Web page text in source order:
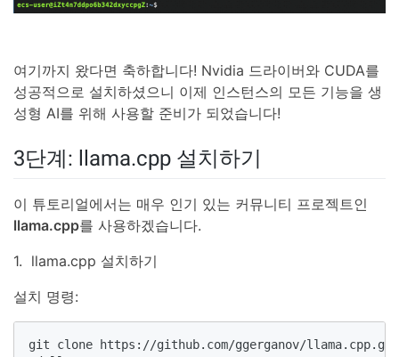
여기까지 왔다면 축하합니다! Nvidia 드라이버와 CUDA를
성공적으로 설치하셨으니 이제 인스턴스의 모든 기능을 생
성형 AI를 위해 사용할 준비가 되었습니다!
3단계: llama.cpp 설치하기
이 튜토리얼에서는 매우 인기 있는 커뮤니티 프로젝트인
llama.cpp를 사용하겠습니다.
1. llama.cpp 설치하기
설치 명령:
git clone https://github.com/ggerganov/llama.cpp.git